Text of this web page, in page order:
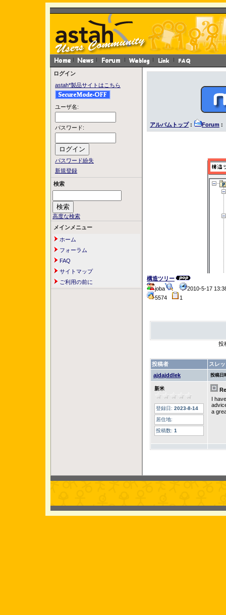
ログイン
astah*製品サイトはこちら
ユーザ名:
パスワード:
パスワード紛失
新規登録
検索
高度な検索
メインメニュー
ホーム
フォーラム
FAQ
サイトマップ
ご利用の前に
アルバムトップ: Forum :
構造ツリー
joba
2010-5-17
5574
1
投
投稿者
スレ
ajdajddlek
投稿日
新米
登録日: 2023-8-14
居住地:
投稿数: 1
I
a